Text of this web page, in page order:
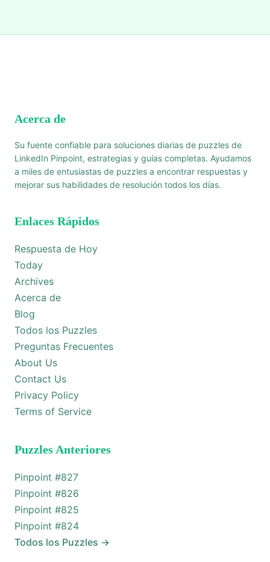
Acerca de
Su fuente confiable para soluciones diarias de puzzles de
LinkedIn Pinpoint, estrategias y guías completas. Ayudamos
a miles de entusiastas de puzzles a encontrar respuestas y
mejorar sus habilidades de resolución todos los días.
Enlaces Rápidos
Respuesta de Hoy
Today
Archives
Acerca de
Blog
Todos los Puzzles
Preguntas Frecuentes
About Us
Contact Us
Privacy Policy
Terms of Service
Puzzles Anteriores
Pinpoint #827
Pinpoint #826
Pinpoint #825
Pinpoint #824
Todos los Puzzles →